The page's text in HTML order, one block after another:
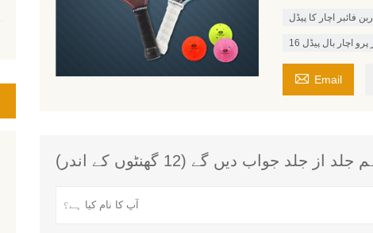
فائبر اچار کا پیڈل
پرو اچار بال پیڈل
 Email
جواب دیں گے (12 گھنٹوں کے اندر)